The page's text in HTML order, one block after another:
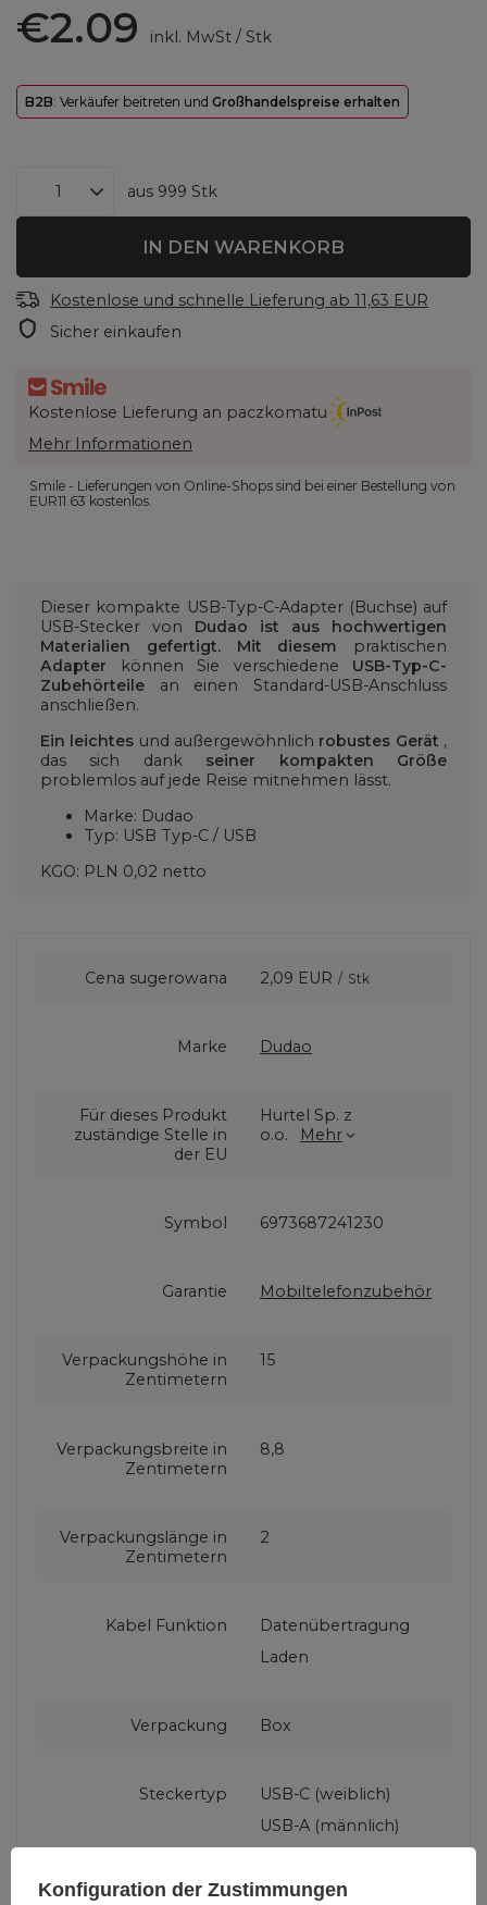
€2.09 inkl. MwSt/ Stk
B2B: Verkäufer beitreten und Großhandelspreise erhalten
aus 999 Stk
IN DEN WARENKORB
Kostenlose und schnelle Lieferung ab 11,63 EUR
Sicher einkaufen
Kostenlose Lieferung an paczkomatu
Mehr Informationen
Smile - Lieferungen von Online-Shops sind bei einer Bestellung von
EUR11.63 kostenlos.
Dieser kompakte USB-Typ-C-Adapter (Buchse) auf
USB-Stecker von Dudao
ist aus hochwertigen
Materialien gefertigt.
Mit diesem praktischen
Adapter können Sie verschiedene USB-Typ-C-
Zubehörteile an einen Standard-USB-Anschluss
anschließen.
Ein leichtes und außergewöhnlich robustes Gerät ,
das sich dank seiner kompakten Größe
problemlos auf jede Reise mitnehmen lässt.
Marke: Dudao
Typ: USB Typ-C / USB
KGO: PLN 0,02 netto
Cena sugerowana 2,09 EUR / Stk
Marke Dudao
Für dieses Produkt
zuständige Stelle in
der EU
Hurtel Sp. z
o.o.
Mehr
Symbol 6973687241230
Garantie Mobiltelefonzubehör
Verpackungshöhe in
Zentimetern
15
Verpackungsbreite in
Zentimetern
8,8
Verpackungslänge in
Zentimetern
2
Kabel Funktion
Datenübertragung
Laden
Verpackung Box
Steckertyp
USB-C (weiblich)
USB-A (männlich)
Farbe Schwarz
Konfiguration der Zustimmungen